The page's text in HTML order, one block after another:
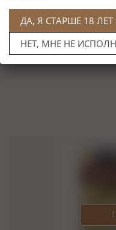
Cafe
ДА, Я СТАРШЕ 18 ЛЕТ
НЕТ, МНЕ НЕ